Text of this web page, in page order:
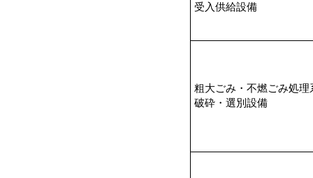
受入供給設備
粗大ごみ・不燃ごみ処理
破砕・選別設備